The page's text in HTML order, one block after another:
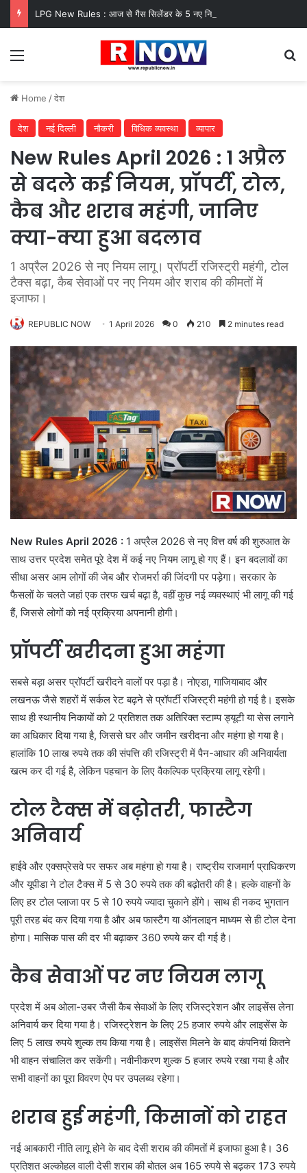
Menu
Home /देश
देश नई दिल्ली नौकरी विधिक व्यवस्था व्यापार
New Rules April 2026 : 1 अप्रैल
से बदले कई नियम, प्रॉपर्टी, टोल,
कैब और शराब महंगी, जानिए
क्या-क्या हुआ बदलाव
1 अप्रैल 2026 से नए नियम लागू। प्रॉपर्टी रजिस्ट्री महंगी, टोल
टैक्स बढ़ा, कैब सेवाओं पर नए नियम और शराब की कीमतों में
इजाफा।
REPUBLIC NOW 1 April 2026 0 210 2 minutes read
New Rules April 2026 : 1 अप्रैल 2026 से नए वित्त वर्ष की शुरुआत के
साथ उत्तर प्रदेश समेत पूरे देश में कई नए नियम लागू हो गए हैं। इन बदलावों का
सीधा असर आम लोगों की जेब और रोजमर्रा की जिंदगी पर पड़ेगा। सरकार के
फैसलों के चलते जहां एक तरफ खर्च बढ़ा है, वहीं कुछ नई व्यवस्थाएं भी लागू की गई
हैं, जिससे लोगों को नई प्रक्रिया अपनानी होगी।
प्रॉपर्टी खरीदना हुआ महंगा
सबसे बड़ा असर प्रॉपर्टी खरीदने वालों पर पड़ा है। नोएडा, गाजियाबाद और
लखनऊ जैसे शहरों में सर्कल रेट बढ़ने से प्रॉपर्टी रजिस्ट्री महंगी हो गई है। इसके
साथ ही स्थानीय निकायों को 2 प्रतिशत तक अतिरिक्त स्टाम्प ड्यूटी या सेस लगाने
का अधिकार दिया गया है, जिससे घर और जमीन खरीदना और महंगा हो गया है।
हालांकि 10 लाख रुपये तक की संपत्ति की रजिस्ट्री में पैन-आधार की अनिवार्यता
खत्म कर दी गई है, लेकिन पहचान के लिए वैकल्पिक प्रक्रिया लागू रहेगी।
टोल टैक्स में बढ़ोतरी, फास्टैग
अनिवार्य
हाईवे और एक्सप्रेसवे पर सफर अब महंगा हो गया है। राष्ट्रीय राजमार्ग प्राधिकरण
और यूपीडा ने टोल टैक्स में 5 से 30 रुपये तक की बढ़ोतरी की है। हल्के वाहनों के
लिए हर टोल प्लाजा पर 5 से 10 रुपये ज्यादा चुकाने होंगे। साथ ही नकद भुगतान
पूरी तरह बंद कर दिया गया है और अब फास्टैग या ऑनलाइन माध्यम से ही टोल देना
होगा। मासिक पास की दर भी बढ़ाकर 360 रुपये कर दी गई है।
कैब सेवाओं पर नए नियम लागू
प्रदेश में अब ओला-उबर जैसी कैब सेवाओं के लिए रजिस्ट्रेशन और लाइसेंस लेना
अनिवार्य कर दिया गया है। रजिस्ट्रेशन के लिए 25 हजार रुपये और लाइसेंस के
लिए 5 लाख रुपये शुल्क तय किया गया है। लाइसेंस मिलने के बाद कंपनियां कितने
भी वाहन संचालित कर सकेंगी। नवीनीकरण शुल्क 5 हजार रुपये रखा गया है और
सभी वाहनों का पूरा विवरण ऐप पर उपलब्ध रहेगा।
शराब हुई महंगी, किसानों को राहत
नई आबकारी नीति लागू होने के बाद देसी शराब की कीमतों में इजाफा हुआ है। 36
प्रतिशत अल्कोहल वाली देसी शराब की बोतल अब 165 रुपये से बढ़कर 173 रुपये